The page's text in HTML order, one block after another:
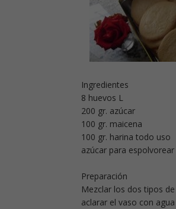
Ingredientes
8 huevos L
200 gr. azúcar
100 gr. maicena
100 gr. harina todo uso
azúcar para espolvorear
Preparación
Mezclar los dos tipos
aclarar el vaso con